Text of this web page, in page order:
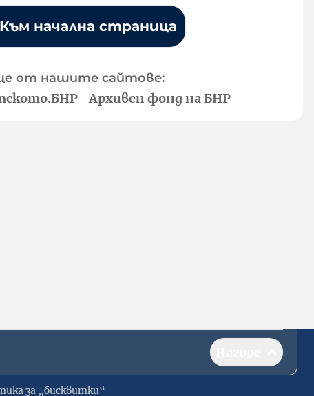
Към начална страница
от нашите сайтове:
Архивен фонд на БНР
за „бисквитки“